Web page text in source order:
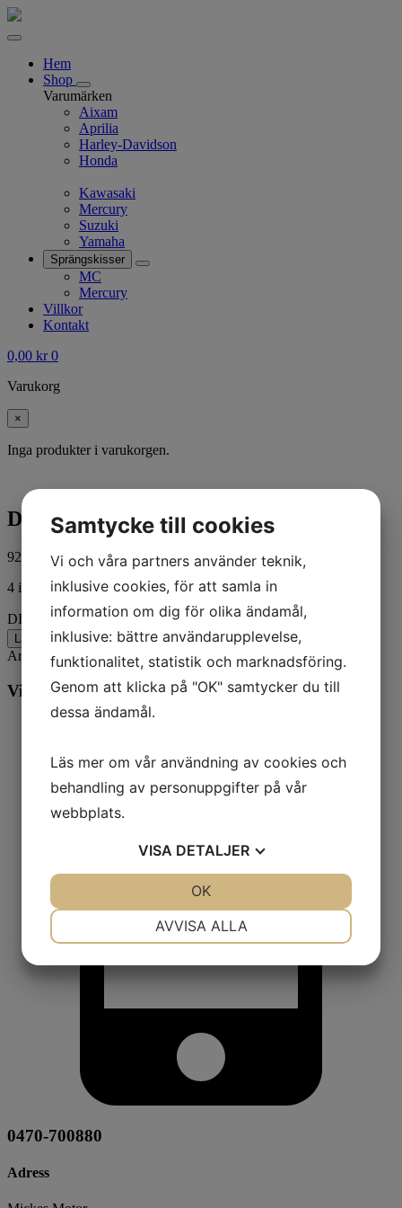
Hem
Shop
Varumärken
Aixam
Aprilia
Harley-Davidson
Honda
Kawasaki
Mercury
Suzuki
Yamaha
Sprängskisser
MC
Mercury
Villkor
Kontakt
0,00 kr 0
Varukorg
×
Inga produkter i varukorgen.
DIAPHRAGM KIT
92,00 kr ink. moms
4 i lager
DIAPHRAGM KIT mängd
Lägg till i varukorg
Artikelnr:55278A1 Kategorier:Båt, Mercury
Vill du veta mer? Ring oss:
0470-700880
Adress
Samtycke till cookies
Vi och våra partners använder teknik,
inklusive cookies, för att samla in
information om dig för olika ändamål,
inklusive: bättre användarupplevelse,
funktionalitet, statistik och marknadsföring.
Genom att klicka på "OK" samtycker du till
dessa ändamål.
Läs mer om vår användning av cookies och
behandling av personuppgifter på vår
webbplats.
VISA DETALJER
AVVISA ALLA
OK